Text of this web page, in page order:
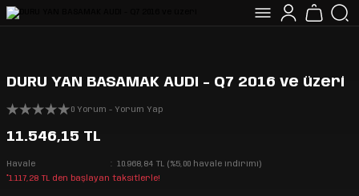
DURU YAN BASAMAK AUDI - Q7 2016 ve üzeri
0 Yorum - Yorum Yap
11.546,15 TL
Havale
10.968,84 TL (%5,00 havale indirimi)
*1.117,28 TL den başlayan taksitlerle!